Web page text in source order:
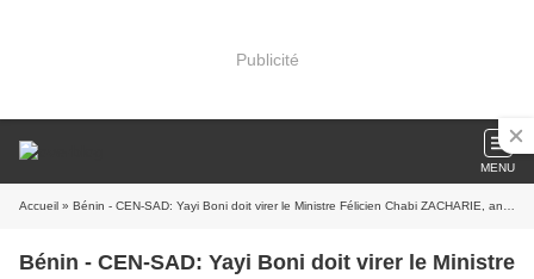
Publicité
MENU
Accueil » Bénin - CEN-SAD: Yayi Boni doit virer le Ministre Félicien Chabi ZACHARIE, ancien DG du Trésor
Bénin - CEN-SAD: Yayi Boni doit virer le Ministre